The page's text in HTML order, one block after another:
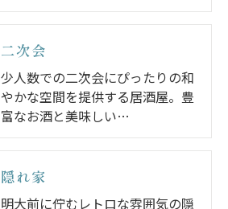
二次会
少人数での二次会にぴったりの和
やかな空間を提供する居酒屋。豊
富なお酒と美味しい…
隠れ家
明大前に佇むレトロな雰囲気の隠